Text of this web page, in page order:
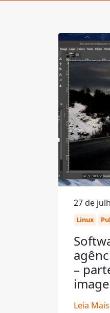
27 de
Linux
–
Leia Mais